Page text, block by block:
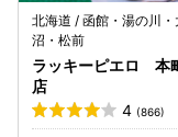
北海道 / 函館・湯の川・
沼・松前
ラッキーピエロ 本
店
4 (866)